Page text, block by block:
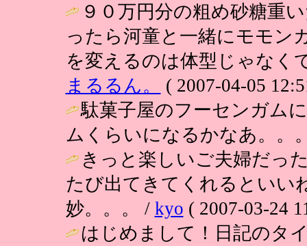
９０万円分の粗め砂糖重
ったら河童と一緒にモモン
を変えるのは体型じゃなく
まるるん。
( 2007-04-05
駄菓子屋のフーセンガム
ムくらいになるかなあ。。
きっと楽しいご夫婦だっ
たび出てきてくれるといい
妙。。。 / kyo ( 2007-03-24
はじめまして！日記のタ